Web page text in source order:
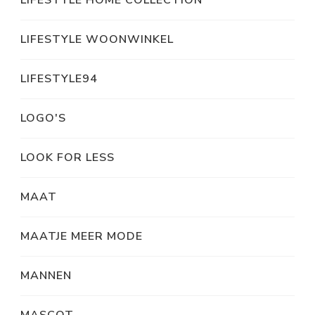
LIFESTYLE WOONWINKEL
LIFESTYLE94
LOGO'S
LOOK FOR LESS
MAAT
MAATJE MEER MODE
MANNEN